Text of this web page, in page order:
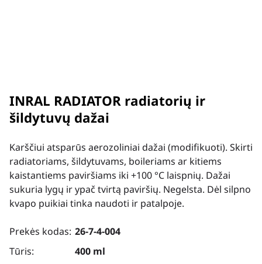
INRAL RADIATOR radiatorių ir
šildytuvų dažai
Karščiui atsparūs aerozoliniai dažai (modifikuoti). Skirti
radiatoriams, šildytuvams, boileriams ar kitiems
kaistantiems paviršiams iki +100 °C laispnių. Dažai
sukuria lygų ir ypač tvirtą paviršių. Negelsta. Dėl silpno
kvapo puikiai tinka naudoti ir patalpoje.
Prekės kodas: 26-7-4-004
Tūris:
400 ml